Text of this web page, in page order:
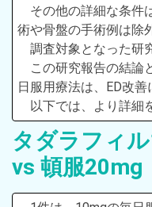
その他の詳細な条件
術や骨盤の手術例は除
調査対象となった研
この研究報告の結論
日服用療法は、ED改善
以下では、より詳細
タダラフィ
vs 頓服20mg